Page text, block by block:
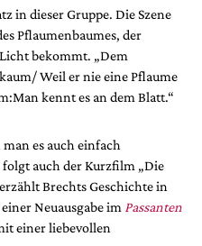
in dieser Gruppe. Die Szene
Pflaumenbaumes, der
bekommt. „Dem
Weil er nie eine Pflaume
kennt es an dem Blatt.“
es auch einfach
auch der Kurzfilm „Die
Brechts Geschichte in
Neuausgabe im Passanten
einer liebevollen